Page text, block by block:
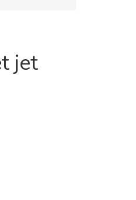
jet